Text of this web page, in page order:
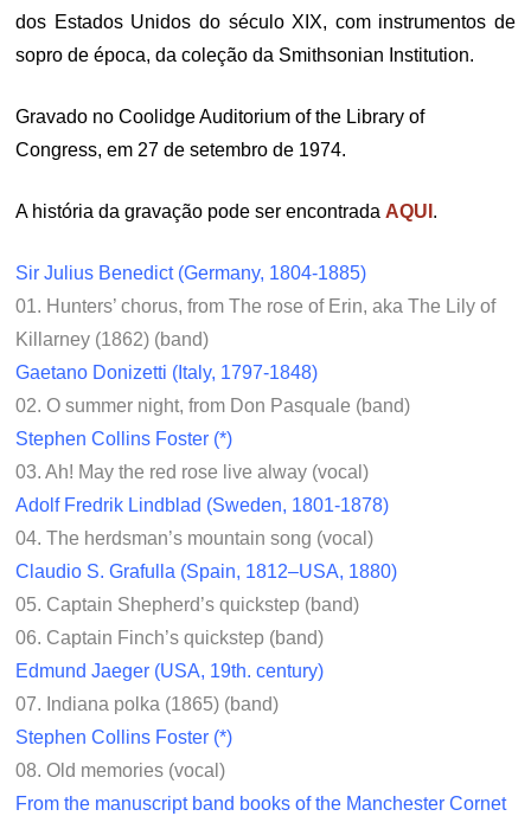
dos Estados Unidos do século XIX, com instrumentos de
sopro de época, da coleção da Smithsonian Institution.
Gravado no Coolidge Auditorium of the Library of
Congress, em 27 de setembro de 1974.
A história da gravação pode ser encontrada AQUI .
Sir Julius Benedict (Germany, 1804-1885)
01. Hunters’ chorus, from The rose of Erin, aka The Lily of
Killarney (1862) (band)
Gaetano Donizetti (Italy, 1797-1848)
02. O summer night, from Don Pasquale (band)
Stephen Collins Foster (*)
03. Ah! May the red rose live alway (vocal)
Adolf Fredrik Lindblad (Sweden, 1801-1878)
04. The herdsman’s mountain song (vocal)
Claudio S. Grafulla (Spain, 1812–USA, 1880)
05. Captain Shepherd’s quickstep (band)
06. Captain Finch’s quickstep (band)
Edmund Jaeger (USA, 19th. century)
07. Indiana polka (1865) (band)
Stephen Collins Foster (*)
08. Old memories (vocal)
From the manuscript band books of the Manchester Cornet